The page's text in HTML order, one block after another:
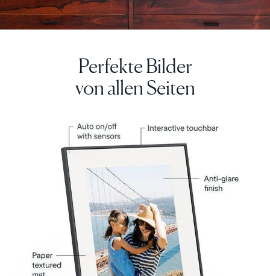
Weiter
Perfekte Bilder
von allen Seiten